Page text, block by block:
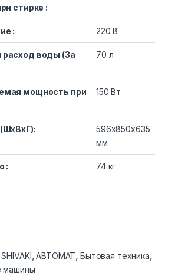
стирке :
: 220 В
воды (За
70 л
мощность при
150 Вт
596x850x635
мм
: 74 кг
SHIVAKI ,АВТОМАТ Бытовая техника
машины